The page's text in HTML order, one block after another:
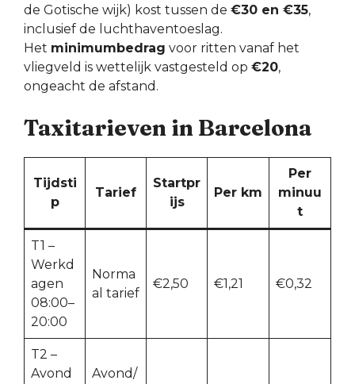
de Gotische wijk) kost tussen de €30 en €35,
inclusief de luchthaventoeslag.
Het minimumbedrag voor ritten vanaf het
vliegveld is wettelijk vastgesteld op €20,
ongeacht de afstand.
Taxitarieven in Barcelona
Tijdsti
p
Tarief
Startpr
ijs
Per km
Per
minuu
t
T1 –
Werkd
agen
08:00–
20:00
Norma
al tarief
€2,50 €1,21 €0,32
T2 –
Avond
Avond/